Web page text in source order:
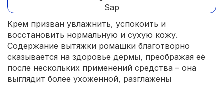
Крем призван увлажнить, успокоить и
восстановить нормальную и сухую кожу.
Содержание вытяжки ромашки благотворно
сказывается на здоровье дермы, преображая её
после нескольких применений средства – она
выглядит более ухоженной, разглажены